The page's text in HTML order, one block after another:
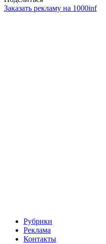
Заказать рекламу на 1000inf
Рубрики
Реклама
Контакты